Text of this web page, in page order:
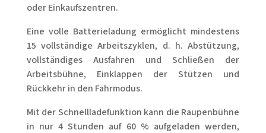
oder Einkaufszentren.
Eine volle Batterieladung ermöglicht mindestens
15 vollständige Arbeitszyklen, d. h. Abstützung,
vollständiges Ausfahren und Schließen der
Arbeitsbühne, Einklappen der Stützen und
Rückkehr in den Fahrmodus.
Mit der Schnellladefunktion kann die Raupenbühne
in nur 4 Stunden auf 60 % aufgeladen werden,